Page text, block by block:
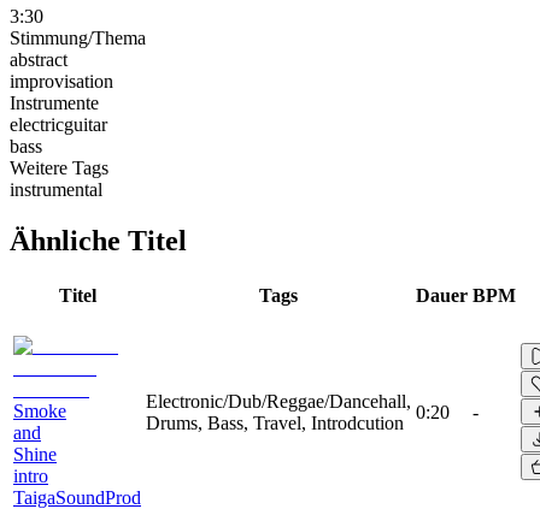
3:30
Stimmung/Thema
abstract
improvisation
Instrumente
electricguitar
bass
Weitere Tags
instrumental
Ähnliche Titel
Titel Tags Dauer BPM
Smoke
and
Shine
intro
TaigaSoundProd
Electronic/Dub/Reggae/Dancehall,
Drums, Bass, Travel, Introdcution
0:20 -